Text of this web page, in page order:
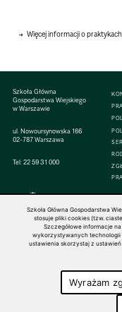
Więcej informacji o
Szkoła Główna
Gospodarstwa Wiejskiego
w Warszawie
ul. Nowoursynowska 166
02-787 Warszawa
Tel:22 59 31 000
© 1816–2026
Szkoła Główna Gospodarstwa
stosuje pliki cookies (tzw.
Szczegółowe informacje
wykorzystywanych technologii
ustawienia skorzystaj z
Wyrażam